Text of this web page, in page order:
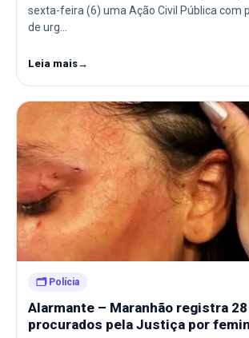
sexta-feira (6) uma Ação Civil Pública com
de urg…
Leia mais→
🗂️ Polícia
Alarmante – Maranhão registra
procurados pela Justiça por